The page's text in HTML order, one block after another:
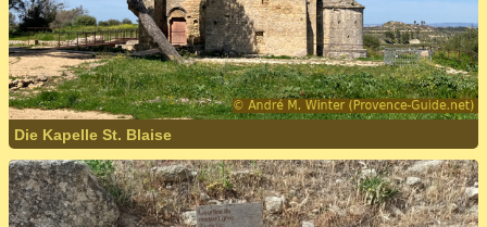
Die Kapelle St. Blaise